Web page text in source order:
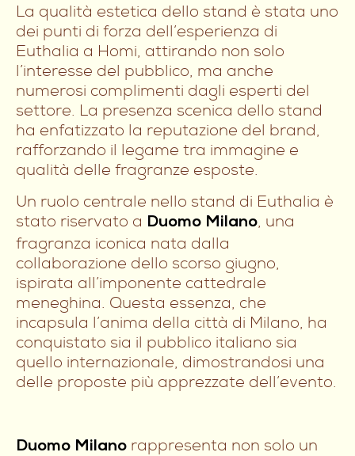
La qualità estetica dello stand è stata uno
dei punti di forza dell’esperienza di
Euthalia a Homi, attirando non solo
l’interesse del pubblico, ma anche
numerosi complimenti dagli esperti del
settore. La presenza scenica dello stand
ha enfatizzato la reputazione del brand,
rafforzando il legame tra immagine e
qualità delle fragranze esposte.
Un ruolo centrale nello stand di Euthalia è
stato riservato a Duomo Milano, una
fragranza iconica nata dalla
collaborazione dello scorso giugno,
ispirata all’imponente cattedrale
meneghina. Questa essenza, che
incapsula l’anima della città di Milano, ha
conquistato sia il pubblico italiano sia
quello internazionale, dimostrandosi una
delle proposte più apprezzate dell’evento.
Duomo Milano rappresenta non solo un